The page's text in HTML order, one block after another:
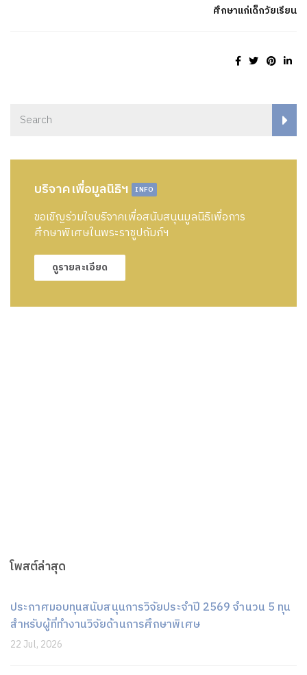
ศึกษาแก่เด็กวัยเรียน
บริจาคเพื่อมูลนิธิฯ INFO
ขอเชิญร่วมใจบริจาคเพื่อสนับสนุนมูลนิธิเพื่อการ
ศึกษาพิเศษในพระราชูปถัมภ์ฯ
ดูรายละเอียด
โพสต์ล่าสุด
ประกาศมอบทุนสนับสนุนการวิจัยประจำปี 2569 จำนวน 5 ทุน
สำหรับผู้ที่ทำงานวิจัยด้านการศึกษาพิเศษ
22 Jul, 2026